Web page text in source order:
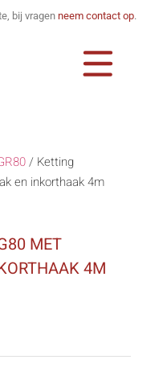
bij vragen neem contact op.
/ Ketting
en inkorthaak 4m
MET
4M